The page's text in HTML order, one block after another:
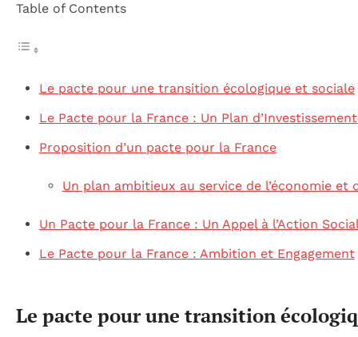
Table of Contents
Le pacte pour une transition écologique et sociale
Le Pacte pour la France : Un Plan
Proposition d’un pacte pour la France
Un plan ambitieux au service de l’économie et
Un Pacte pour la France : Un Appel à l’Action
Le Pacte pour la France : Ambition et Engagement
Le pacte pour une transition